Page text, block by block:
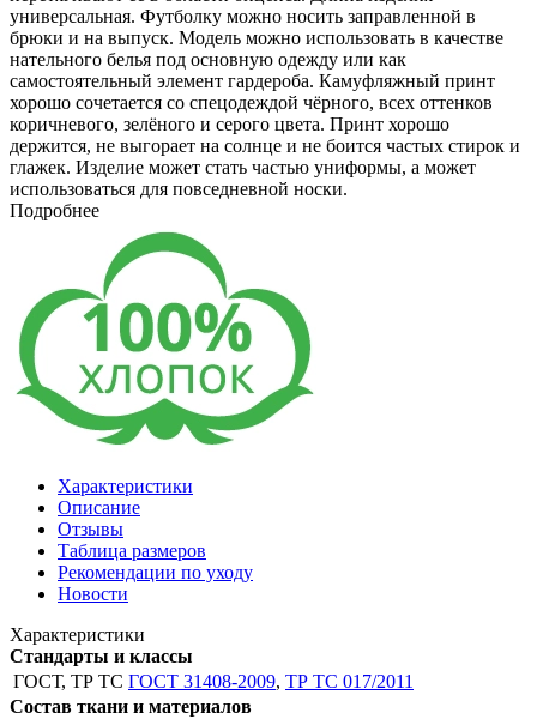
универсальная. Футболку можно носить заправленной в
брюки и на выпуск. Модель можно использовать в качестве
нательного белья под основную одежду или как
самостоятельный элемент гардероба. Камуфляжный принт
хорошо сочетается со спецодеждой чёрного, всех оттенков
коричневого, зелёного и серого цвета. Принт хорошо
держится, не выгорает на солнце и не боится частых стирок и
глажек. Изделие может стать частью униформы, а может
использоваться для повседневной носки.
Подробнее
Характеристики
Описание
Отзывы
Таблица размеров
Рекомендации по уходу
Новости
Характеристики
Стандарты и классы
ГОСТ, ТР ТС ГОСТ 31408-2009, ТР ТС 017/2011
Состав ткани и материалов